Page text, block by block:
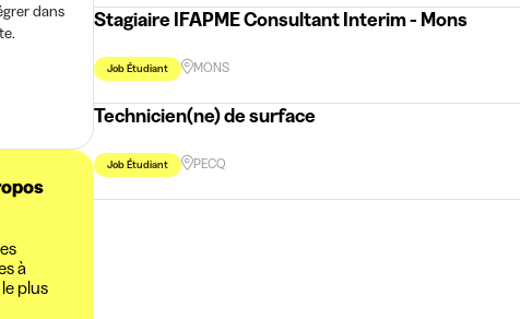
dans
à
plus
Stagiaire IFAPME Consultant Interim - Mons
Job Étudiant MONS
Technicien(ne) de surface
Job Étudiant PECQ